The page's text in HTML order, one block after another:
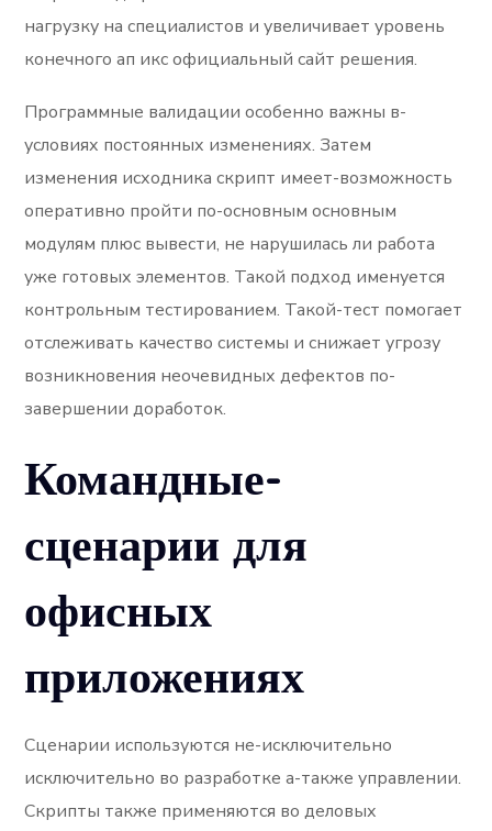
нагрузку на специалистов и увеличивает уровень
конечного ап икс официальный сайт решения.
Программные валидации особенно важны в-
условиях постоянных изменениях. Затем
изменения исходника скрипт имеет-возможность
оперативно пройти по-основным основным
модулям плюс вывести, не нарушилась ли работа
уже готовых элементов. Такой подход именуется
контрольным тестированием. Такой-тест помогает
отслеживать качество системы и снижает угрозу
возникновения неочевидных дефектов по-
завершении доработок.
Командные-
сценарии для
офисных
приложениях
Сценарии используются не-исключительно
исключительно во разработке а-также управлении.
Скрипты также применяются во деловых